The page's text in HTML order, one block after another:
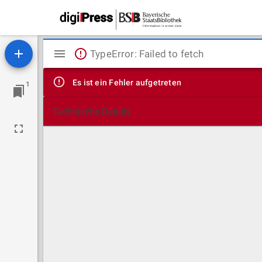
1
Mirador
Viewer
TypeError: Failed to fetch
Es ist ein Fehler aufgetreten
Technische Details